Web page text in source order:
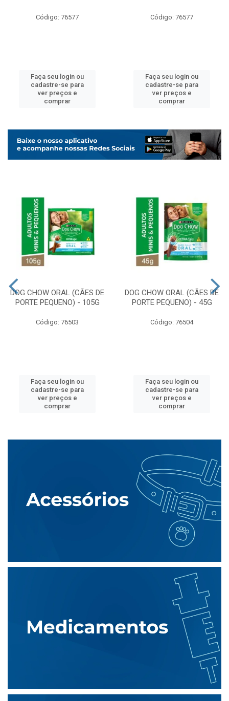
Código: 76577
Faça seu login ou
cadastre-se para
ver preços e
comprar
Código: 76577
Faça seu login ou
cadastre-se para
ver preços e
comprar
DOG CHOW ORAL (CÃES DE
PORTE PEQUENO) - 105G
Código: 76503
Faça seu login ou
cadastre-se para
ver preços e
comprar
DOG CHOW ORAL (CÃES DE
PORTE PEQUENO) - 45G
Código: 76504
Faça seu login ou
cadastre-se para
ver preços e
comprar